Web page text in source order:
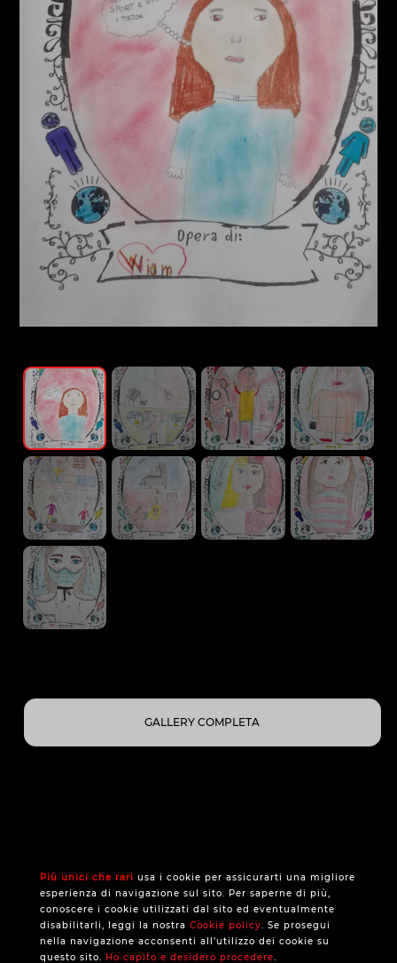
GALLERY COMPLETA
Più unici che rari usa i cookie per assicurarti una migliore
esperienza di navigazione sul sito. Per saperne di più,
conoscere i cookie utilizzati dal sito ed eventualmente
disabilitarli, leggi la nostra Cookie policy. Se prosegui
nella navigazione acconsenti all’utilizzo dei cookie su
questo sito. Ho capito e desidero procedere.